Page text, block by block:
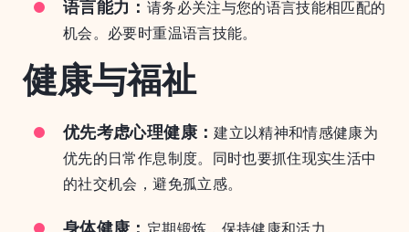
语言能力： 请务必关注与您的语言技能相匹配的
机会。必要时重温语言技能。
健康与福祉
优先考虑心理健康：建立以精神和情感健康为
优先的日常作息制度。同时也要抓住现实生活中
的社交机会，避免孤立感。
身体健康： 定期锻炼，保持健康和活力。